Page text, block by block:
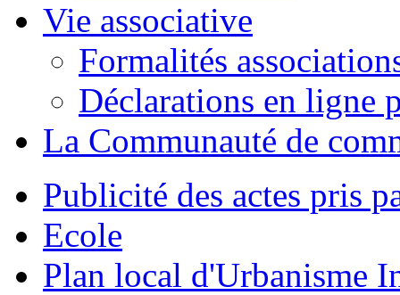
Vie associative
Formalités
Déclarations en ligne
La Communauté de
Publicité des actes pris
Ecole
Plan local d'Urbanisme